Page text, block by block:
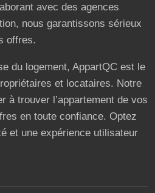
avec des agences
nous garantissons sérieux
offres.
du logement, AppartQC est le
et locataires. Notre
à trouver l’appartement de vos
en toute confiance. Optez
et une expérience utilisateur